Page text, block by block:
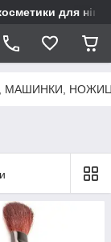
для
МАШИНКИ,